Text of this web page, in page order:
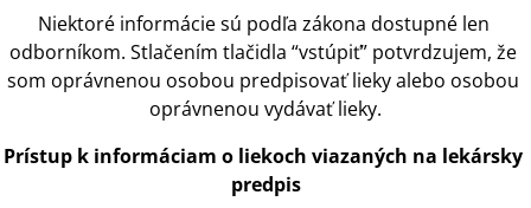
Niektoré informácie sú podľa zákona dostupné len
odborníkom. Stlačením tlačidla “vstúpiť” potvrdzujem, že
som oprávnenou osobou predpisovať lieky alebo osobou
oprávnenou vydávať lieky.
Prístup k informáciam o liekoch viazaných na lekársky
predpis